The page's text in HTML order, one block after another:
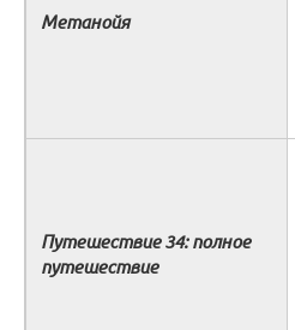
Метанойя
Путешествие 34: полное
путешествие